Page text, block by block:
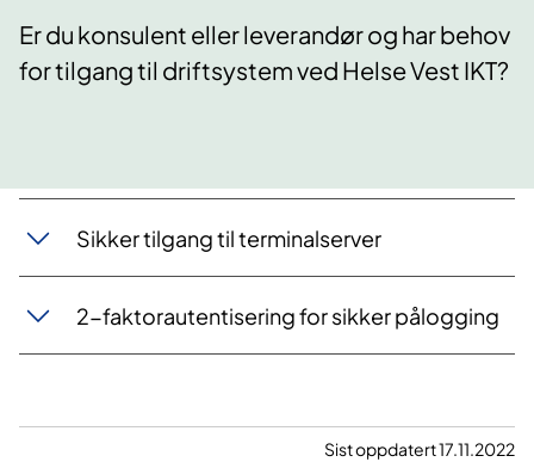
Er du konsulent eller leverandør og har behov
for tilgang til driftsystem ved Helse Vest IKT?
Sikker tilgang til terminalserver
2-faktorautentisering for sikker pålogging
Sist oppdatert 17.11.2022